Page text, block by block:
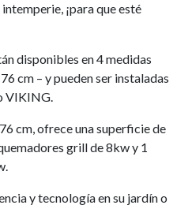
¡para que esté
disponibles en 4 medidas
cm – y pueden ser instaladas
VIKING.
cm, ofrece una superficie de
grill de 8kw y 1
y tecnología en su jardín o